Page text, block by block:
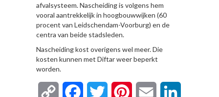
afvalsysteem. Nascheiding is volgens hem
vooral aantrekkelijk in hoogbouwwijken (60
procent van Leidschendam-Voorburg) en de
centra van beide stadsleden.
Nascheiding kost overigens wel meer. Die
kosten kunnen met Diftar weer beperkt
worden.
Copy FacebookTwitter Pinterest Email